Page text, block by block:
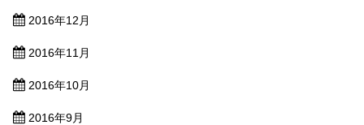
2016年12月
2016年11月
2016年10月
2016年9月